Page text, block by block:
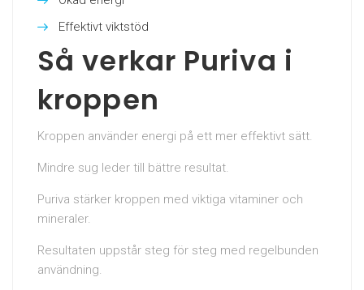
Effektivt viktstöd
Så verkar Puriva i
kroppen
Kroppen använder energi på ett mer effektivt sätt.
Mindre sug leder till bättre resultat.
Puriva stärker kroppen med viktiga vitaminer och
mineraler.
Resultaten uppstår steg för steg med regelbunden
användning.